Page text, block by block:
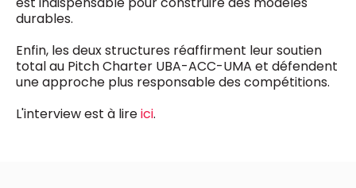
durables.
Enfin, les deux structures réaffirment leur soutien
total au Pitch Charter UBA-ACC-UMA et défendent
une approche plus responsable des compétitions.
L'interview est à lireici.